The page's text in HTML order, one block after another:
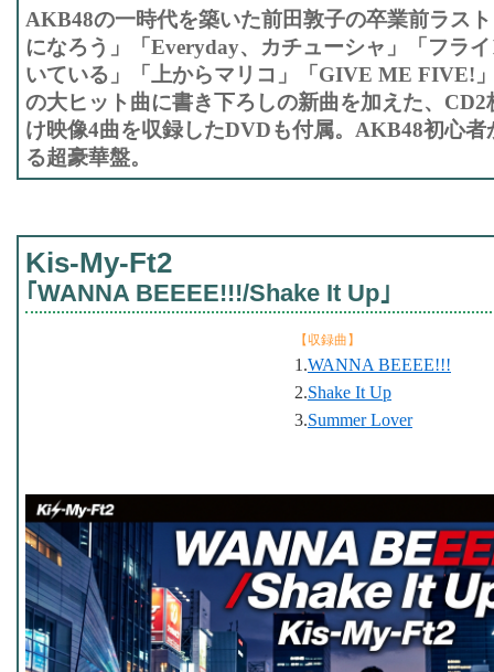
AKB48の一時代を築いた前田敦子の卒業前ラス
になろう」「Everyday、カチューシャ」「フラ
いている」「上からマリコ」「GIVE ME FIVE!
の大ヒット曲に書き下ろしの新曲を加えた、
け映像4曲を収録したDVDも付属。AKB48初心者
る超豪華盤。
Kis-My-Ft2
｢WANNA BEEEE!!!/Shake It Up｣
【収録曲】
1.WANNA BEEEE!!!
2.Shake It Up
3.Summer Lover